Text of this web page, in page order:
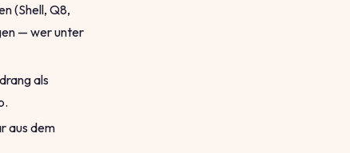
(Shell, Q8,
— wer unter
als
aus dem